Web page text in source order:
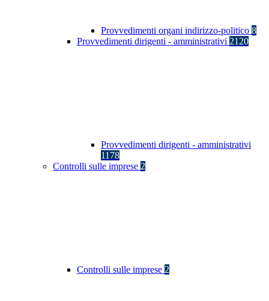
Provvedimenti organi indirizzo-politico 8
Provvedimenti dirigenti - amministrativi 2120
Provvedimenti dirigenti - amministrativi
1178
Controlli sulle imprese 2
Controlli sulle imprese 2